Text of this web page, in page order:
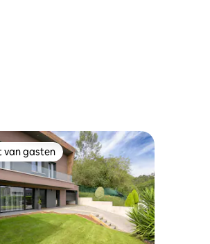
van gasten
van gasten